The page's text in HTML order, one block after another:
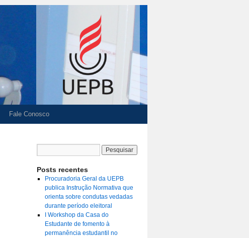
Fale Conosco
Posts recentes
Procuradoria Geral da UEPB
publica Instrução Normativa que
orienta sobre condutas vedadas
durante período eleitoral
I Workshop da Casa do
Estudante de fomento à
permanência estudantil no